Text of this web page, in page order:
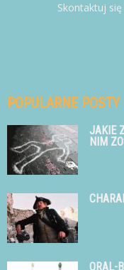
Skontaktuj
POPULARNE POSTY
JAKIE
NIM
ORAL-